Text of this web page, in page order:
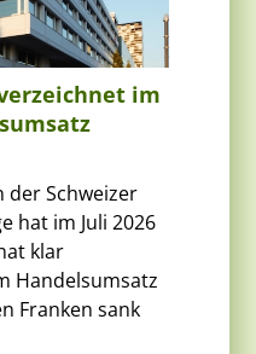
im
der Schweizer
hat im Juli 2026
klar
Handelsumsatz
Franken sank